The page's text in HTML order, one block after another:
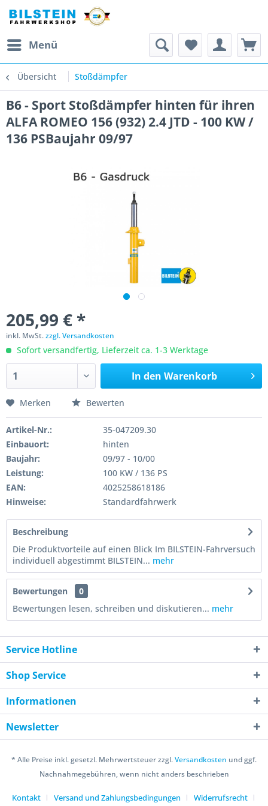
Menü
Übersicht Stoßdämpfer
B6 - Sport Stoßdämpfer hinten für ihren
ALFA ROMEO 156 (932) 2.4 JTD - 100 KW /
136 PSBaujahr 09/97
205,99 € *
inkl. MwSt.zzgl. Versandkosten
Sofort versandfertig, Lieferzeit ca. 1-3 Werktage
In den Warenkorb
Merken Bewerten
Artikel-Nr.:
35-047209.30
Einbauort:
hinten
Baujahr:
09/97 - 10/00
Leistung:
100 KW / 136 PS
EAN:
4025258618186
Hinweise:
Standardfahrwerk
Beschreibung
Die Produktvorteile auf einen Blick Im BILSTEIN-Fahrversuch
individuell abgestimmt BILSTEIN... mehr
Bewertungen
0
Bewertungen lesen, schreiben und diskutieren... mehr
Service Hotline
Shop Service
Informationen
Newsletter
* Alle Preise inkl. gesetzl. Mehrwertsteuer zzgl.Versandkosten und ggf.
Nachnahmegebühren, wenn nicht anders beschrieben
Kontakt Versand und Zahlungsbedingungen Widerrufsrecht